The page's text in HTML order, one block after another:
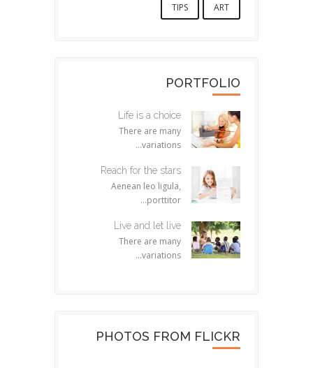
ART
TIPS
PORTFOLIO
Life is a choice
There are many
variations...
Reach for the stars
Aenean leo ligula,
porttitor...
Live and let live
There are many
variations...
PHOTOS FROM FLICKR